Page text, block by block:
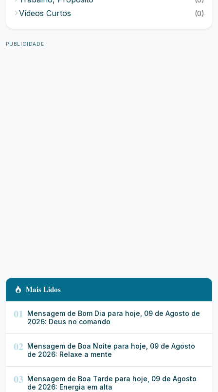
Vídeos Curtos (0)
PUBLICIDADE
Mais Lidos
01 Mensagem de Bom Dia para hoje, 09 de Agosto de
2026: Deus no comando
02 Mensagem de Boa Noite para hoje, 09 de Agosto
de 2026: Relaxe a mente
03 Mensagem de Boa Tarde para hoje, 09 de Agosto
de 2026: Energia em alta